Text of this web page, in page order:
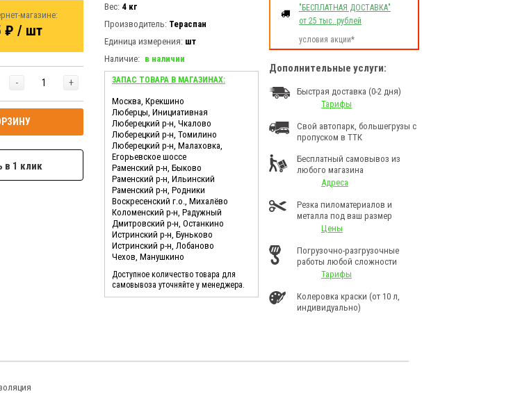
магазине:
₽ / шт
- +
в 1 клик
Вес: 4 кг
Производитель: Тераспан
Единица измерения: шт
Наличие: в наличии
ЗАПАС ТОВАРА В МАГАЗИНАХ:
Москва, Крекшино
Люберцы, Инициативная
Люберецкий р-н, Чкалово
Люберецкий р-н, Томилино
Люберецкий р-н, Малаховка,
Егорьевское шоссе
Раменский р-н, Быково
Раменский р-н, Ильинский
Раменский р-н, Родники
Воскресенский г.о., Михалёво
Коломенский р-н, Радужный
Дмитровский р-н, Останкино
Истринский р-н, Буньково
Истринский р-н, Лобаново
Чехов, Манушкино
Доступное количество товара для
самовывоза уточняйте у менеджера.
"БЕСПЛАТНАЯ ДОСТАВКА"
от 25 тыс. рублей
условия акции*
Дополнительные услуги:
Быстрая доставка (0-2 дня)
Тарифы
Свой автопарк, большегрузы с
пропуском в ТТК
Бесплатный самовывоз из
любого магазина
Адреса
Резка пиломатериалов и
металла под ваш размер
Цены
Погрузочно-разгрузочные
работы любой сложности
Тарифы
Колеровка краски (от 10 л,
индивидуально)